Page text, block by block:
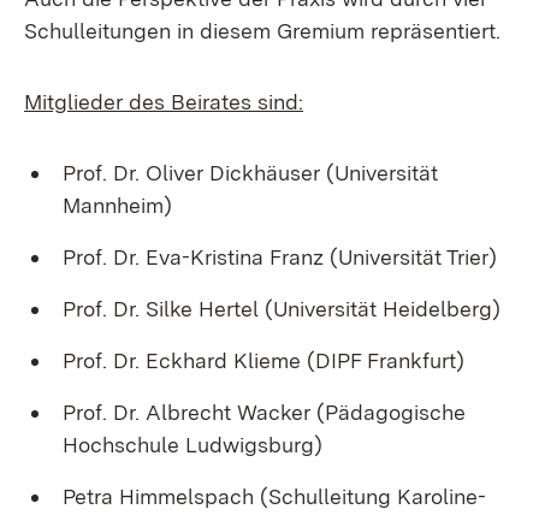
Schulleitungen in diesem Gremium repräsentiert.
Mitglieder des Beirates sind:
Prof. Dr. Oliver Dickhäuser (Universität
Mannheim)
Prof. Dr. Eva-Kristina Franz (Universität Trier)
Prof. Dr. Silke Hertel (Universität Heidelberg)
Prof. Dr. Eckhard Klieme (DIPF Frankfurt)
Prof. Dr. Albrecht Wacker (Pädagogische
Hochschule Ludwigsburg)
Petra Himmelspach (Schulleitung Karoline-